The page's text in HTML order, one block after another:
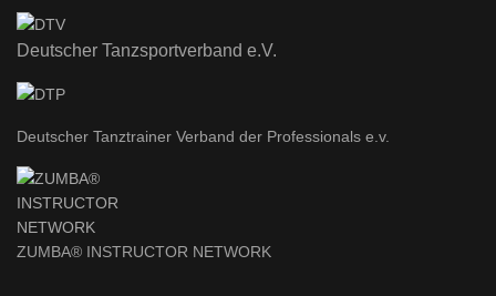
Deutscher Tanzsportverband e.V.
Deutscher Tanztrainer Verband der Professionals e.v.
ZUMBA® INSTRUCTOR NETWORK